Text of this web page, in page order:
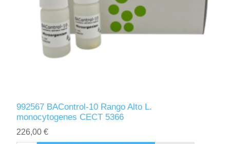
992567 BAControl-10 Rango Alto L.
monocytogenes CECT 5366
226,00 €